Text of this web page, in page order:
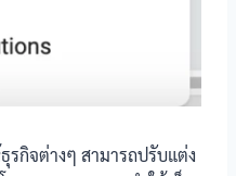
รกิจต่างๆ สามารถปรับแต่ง